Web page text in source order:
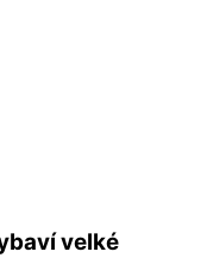
velké